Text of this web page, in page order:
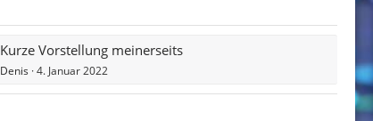
Kurze Vorstellung meinerseits
Denis 4. Januar 2022